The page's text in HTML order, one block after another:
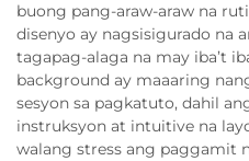
buong pang-araw-araw na
disenyo ay nagsisigurado na
tagapag-alaga na may iba’t
background ay maaaring
sesyon sa pagkatuto, dahil
instruksyon at intuitive na
walang stress ang paggamit